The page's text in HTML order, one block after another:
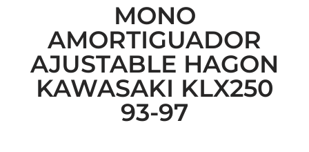
MONO
AMORTIGUADOR
AJUSTABLE HAGON
KAWASAKI KLX250
93-97